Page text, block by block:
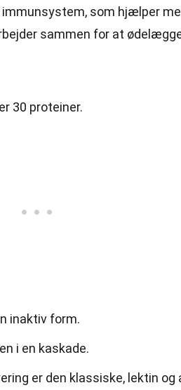
som hjælper
sammen for at
30 proteiner.
inaktiv form.
i en kaskade.
er den klassiske, lektin og